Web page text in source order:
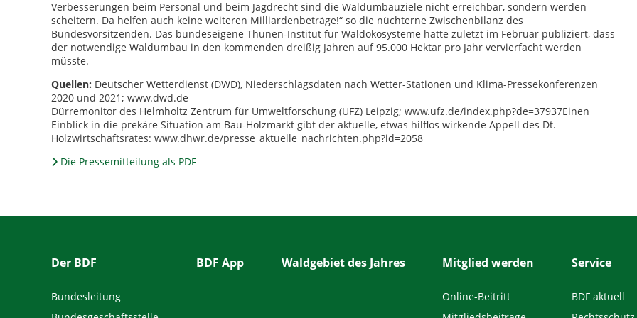
Verbesserungen beim Personal und beim Jagdrecht sind die Waldumbauziele nicht erreichbar, sondern werden
scheitern. Da helfen auch keine weiteren Milliardenbeträge!“ so die nüchterne Zwischenbilanz des
Bundesvorsitzenden. Das bundeseigene Thünen-Institut für Waldökosysteme hatte zuletzt im Februar publiziert, dass
der notwendige Waldumbau in den kommenden dreißig Jahren auf 95.000 Hektar pro Jahr vervierfacht werden
müsste.
Quellen: Deutscher Wetterdienst (DWD), Niederschlagsdaten nach Wetter-Stationen und Klima-Pressekonferenzen
2020 und 2021; www.dwd.de
Dürremonitor des Helmholtz Zentrum für Umweltforschung (UFZ) Leipzig; www.ufz.de/index.php?de=37937Einen
Einblick in die prekäre Situation am Bau-Holzmarkt gibt der aktuelle, etwas hilflos wirkende Appell des Dt.
Holzwirtschaftsrates: www.dhwr.de/presse_aktuelle_nachrichten.php?id=2058
Die Pressemitteilung als PDF
Der BDF
Bundesleitung
BDF App Waldgebiet des Jahres Mitglied werden
Online-Beitritt
Service
BDF aktuell